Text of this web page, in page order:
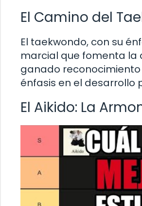
El Camino del
El taekwondo, con su
marcial que fomenta la
ganado
énfasis en el desarrollo
El Aikido: La